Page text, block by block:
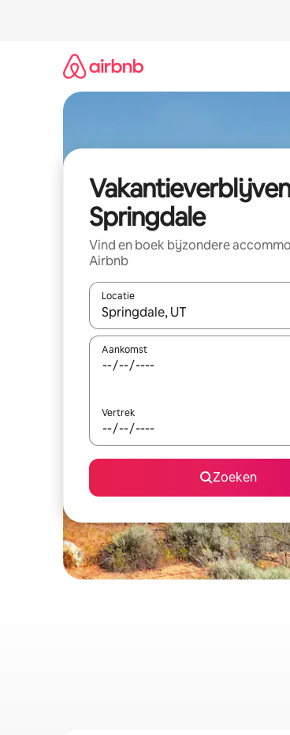
Springdale
Vind en boek bijzondere
Airbnb
Locatie
Wanneer er resultaten beschikbaar
Aankomst
Vertrek
Zoeken